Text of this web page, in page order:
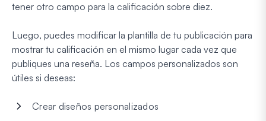
tener otro campo para la calificación sobre diez.
Luego, puedes modificar la plantilla de tu publicación para
mostrar tu calificación en el mismo lugar cada vez que
publiques una reseña. Los campos personalizados son
útiles si deseas:
Crear diseños personalizados